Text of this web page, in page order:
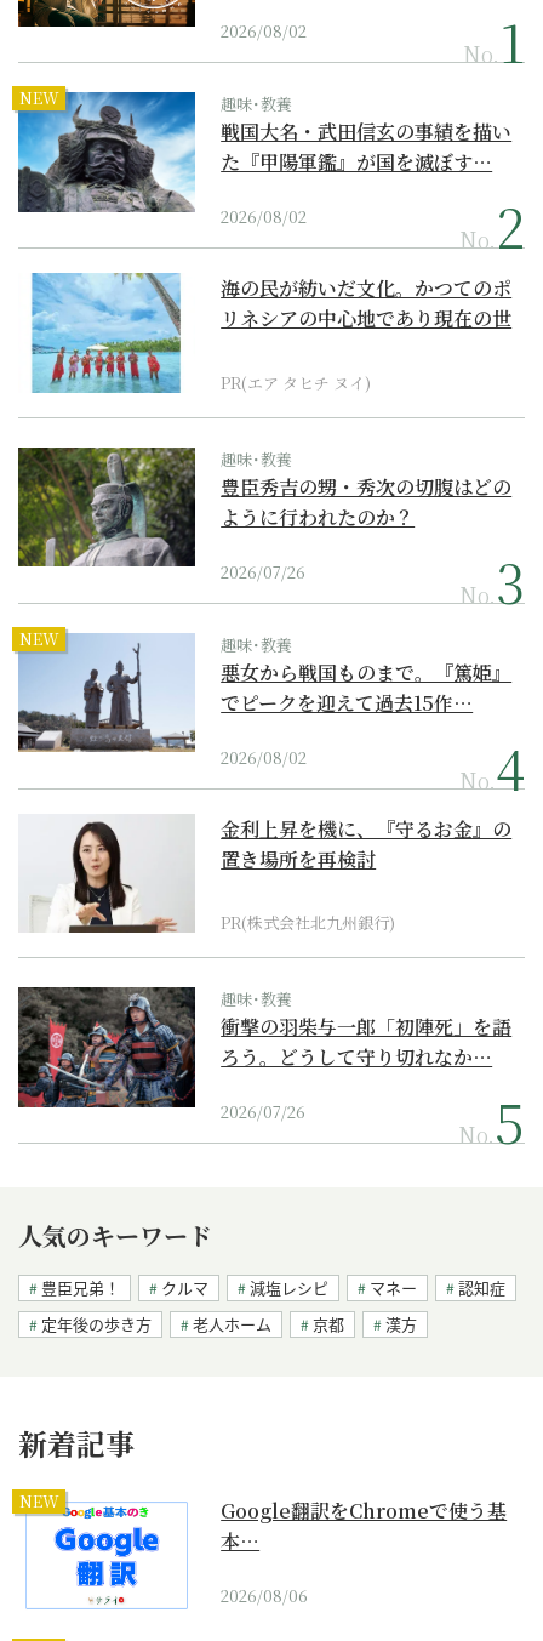
2026/08/02
No.
NEW 趣味･教養
戦国大名・武田信玄の事績を描い
た『甲陽軍鑑』が国を滅ぼす…
2026/08/02
No.
海の民が紡いだ文化。かつてのポ
リネシアの中心地であり現在の世
PR(エア タヒチ ヌイ)
趣味･教養
豊臣秀吉の甥・秀次の切腹はどの
ように行われたのか？
2026/07/26
No.
NEW 趣味･教養
悪女から戦国ものまで。『篤姫』
でピークを迎えて過去15作…
2026/08/02
No.
金利上昇を機に、『守るお金』の
置き場所を再検討
PR(株式会社北九州銀行)
趣味･教養
衝撃の羽柴与一郎「初陣死」を語
ろう。どうして守り切れなか…
2026/07/26
No.
人気のキーワード
豊臣兄弟！ クルマ 減塩レシピ マネー
認知症
定年後の歩き方
老人ホーム 京都 漢方
新着記事
NEW
Google翻訳をChromeで使う基
本…
2026/08/06